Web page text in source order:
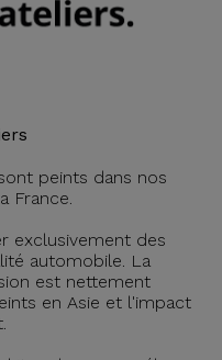
peints dans nos
France.
exclusivement des
automobile. La
est nettement
en Asie et l'impact